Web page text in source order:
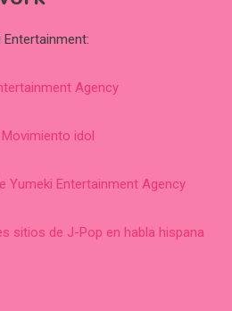
Agency
idol
Yumeki Entertainment Agency
sitios de J-Pop en habla hispana